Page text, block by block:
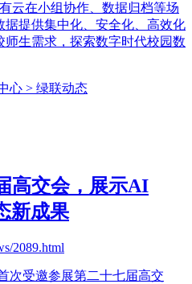
云在小组协作、数据归档等场
提供集中化、安全化、高效化
生需求，探索数字时代校园数
心 > 绿联动态
高交会，展示AI
新成果
2089.html
次受邀参展第二十七届高交